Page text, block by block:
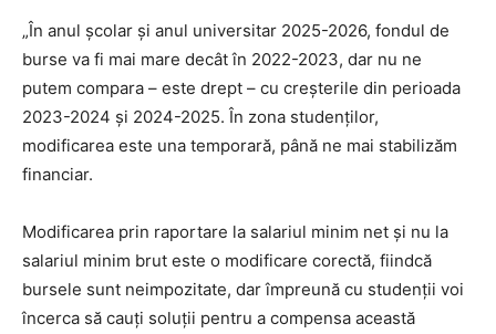
„În anul şcolar şi anul universitar 2025-2026, fondul de
burse va fi mai mare decât în 2022-2023, dar nu ne
putem compara – este drept – cu creşterile din perioada
2023-2024 şi 2024-2025. În zona studenţilor,
modificarea este una temporară, până ne mai stabilizăm
financiar.
Modificarea prin raportare la salariul minim net şi nu la
salariul minim brut este o modificare corectă, fiindcă
bursele sunt neimpozitate, dar împreună cu studenţii voi
încerca să cauţi soluţii pentru a compensa această